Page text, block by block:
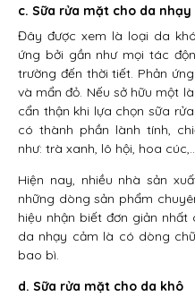
c. Sữa rửa mặt cho da nhạy
Đây được xem là loại da
ứng bởi gần như mọi tác
trường đến thời tiết. Phản
và mẩn đỏ. Nếu sở hữu một
cẩn thận khi lựa chọn sữa
có thành phần lành tính,
như: trà xanh, lô hội, hoa
Hiện nay, nhiều nhà sản
những dòng sản phẩm
hiệu nhận biết đơn giản
da nhạy cảm là có dòng
bao bì.
d. Sữa rửa mặt cho da khô